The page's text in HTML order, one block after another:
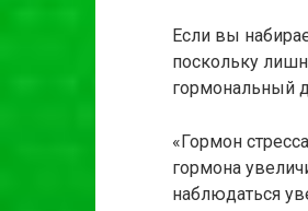
Если вы
поскольку
гормональный
«Гормон
гормона
наблюдаться